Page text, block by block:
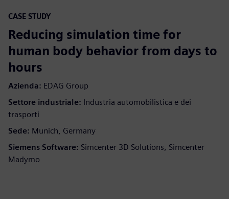
CASE STUDY
Reducing simulation time for
human body behavior from days to
hours
Azienda: EDAG Group
Settore industriale: Industria automobilistica e dei
trasporti
Sede: Munich, Germany
Siemens Software: Simcenter 3D Solutions, Simcenter
Madymo